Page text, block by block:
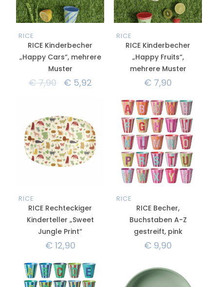
RICE
RICE Kinderbecher
„Happy Cars“, mehrere
Muster
€7,90 €5,92
RICE
RICE Kinderbecher
„Happy Fruits“,
mehrere Muster
€ 7,90
RICE
RICE Rechteckiger
Kinderteller „Sweet
Jungle Print“
€12,90
RICE
RICE Becher,
Buchstaben A-Z
gestreift, pink
€ 9,90